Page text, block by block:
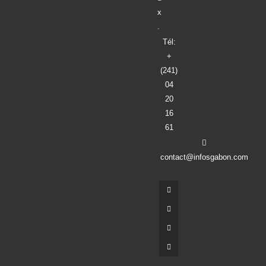
x
.
Tél:
+
(241)
04
20
16
61
contact@infosgabon.com